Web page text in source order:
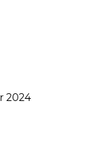
2024